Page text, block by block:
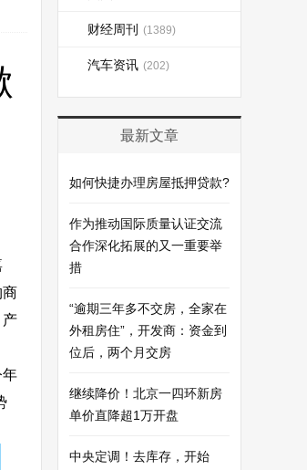
商
产
年
财经周刊 (1389)
汽车资讯 (202)
最新文章
如何快捷办理房屋抵押贷款?
作为推动国际质量认证交流
合作深化拓展的又一重要举
措
“逾期三年多不交房，全家在
外租房住”，开发商：资金到
位后，两个月交房
继续降价！北京一四环新房
单价直降超1万开盘
中央定调！去库存，开始